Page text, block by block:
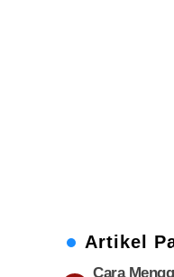
Artikel
Cara